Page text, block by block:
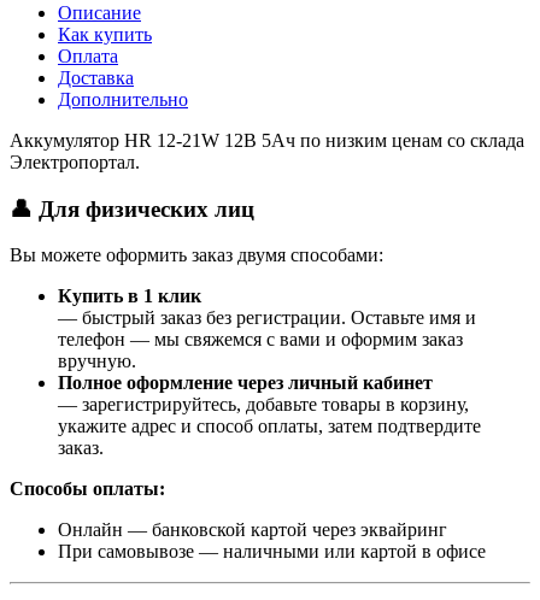
Описание
Как купить
Оплата
Доставка
Дополнительно
Аккумулятор HR 12-21W 12В 5Ач по низким ценам со склада
Электропортал.
👤 Для физических лиц
Вы можете оформить заказ двумя способами:
Купить в 1 клик
— быстрый заказ без регистрации. Оставьте имя и
телефон — мы свяжемся с вами и оформим заказ
вручную.
Полное оформление через личный кабинет
— зарегистрируйтесь, добавьте товары в корзину,
укажите адрес и способ оплаты, затем подтвердите
заказ.
Способы оплаты:
Онлайн — банковской картой через эквайринг
При самовывозе — наличными или картой в офисе